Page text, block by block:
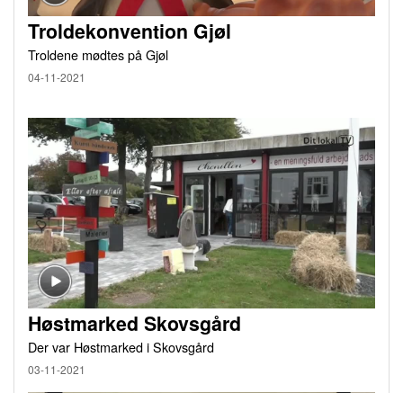
Troldekonvention Gjøl
Troldene mødtes på Gjøl
04-11-2021
Høstmarked Skovsgård
Der var Høstmarked i Skovsgård
03-11-2021